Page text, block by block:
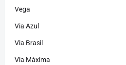
Vega
Via Azul
Via Brasil
Via Máxima